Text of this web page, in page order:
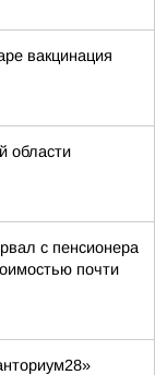
вакцинация
области
с пенсионера
почти